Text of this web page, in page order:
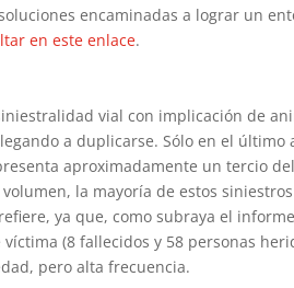
encaminadas a lograr un
en este enlace.
vial con implicación de
a duplicarse. Sólo en el último
aproximadamente un tercio
la mayoría de estos
ya que, como subraya el
(8 fallecidos y 58 personas
pero alta frecuencia.